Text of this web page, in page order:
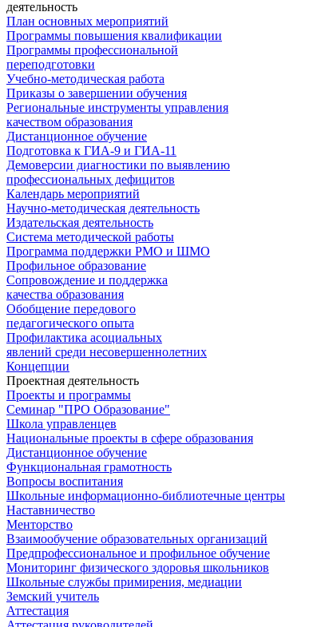
деятельность
План основных мероприятий
Программы повышения квалификации
Программы профессиональной
переподготовки
Учебно-методическая работа
Приказы о завершении обучения
Региональные инструменты управления
качеством образования
Дистанционное обучение
Подготовка к ГИА-9 и ГИА-11
Демоверсии диагностики по выявлению
профессиональных дефицитов
Календарь мероприятий
Научно-методическая деятельность
Издательская деятельность
Система методической работы
Программа поддержки РМО и ШМО
Профильное образование
Сопровождение и поддержка
качества образования
Обобщение передового
педагогического опыта
Профилактика асоциальных
явлений среди несовершеннолетних
Концепции
Проектная деятельность
Проекты и программы
Семинар "ПРО Образование"
Школа управленцев
Национальные проекты в сфере образования
Дистанционное обучение
Функциональная грамотность
Вопросы воспитания
Школьные информационно-библиотечные центры
Наставничество
Менторство
Взаимообучение образовательных организаций
Предпрофессиональное и профильное обучение
Мониторинг физического здоровья школьников
Школьные службы примирения, медиации
Земский учитель
Аттестация